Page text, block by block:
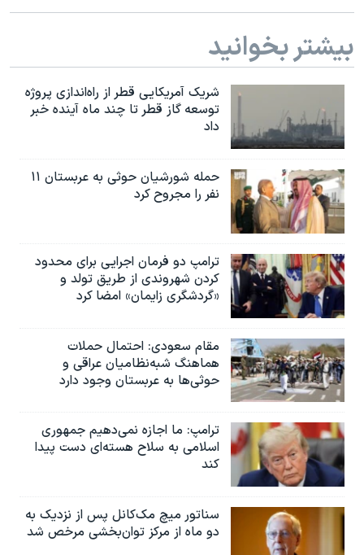
بیشتر بخوانید
شریک آمریکایی قطر از راه‌اندازی پروژه
توسعه گاز قطر تا چند ماه آینده خبر
داد
حمله شورشیان حوثی به عربستان ۱۱
نفر را مجروح کرد
ترامپ دو فرمان اجرایی برای محدود
کردن شهروندی از طریق تولد و
«گردشگری زایمان» امضا کرد
مقام سعودی: احتمال حملات
هماهنگ شبه‌نظامیان عراقی و
حوثی‌ها به عربستان وجود دارد
ترامپ: ما اجازه نمی‌دهیم جمهوری
اسلامی به سلاح هسته‌ای دست پیدا
کند
سناتور میچ مک‌کانل پس از نزدیک به
دو ماه از مرکز توان‌بخشی مرخص شد